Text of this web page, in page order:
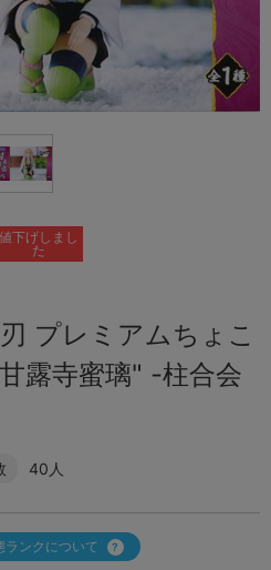
プレミアムちょこ
露寺蜜璃" -柱合会
40人
値下げしまし
た
ランクについて